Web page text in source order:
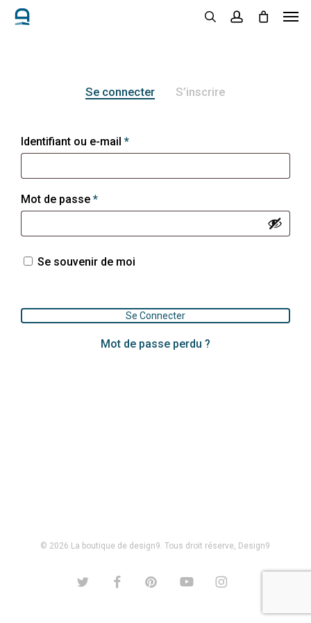
Skip
Se connecter S’inscrire
Identifiant ou e-mail *Obligatoire
Mot de passe *Obligatoire
Se souvenir de moi
Se Connecter
Mot de passe perdu ?
© 2026 La boutique de design9. Tous droit réserve, Design9
twitter facebookpinterest youtube instagram